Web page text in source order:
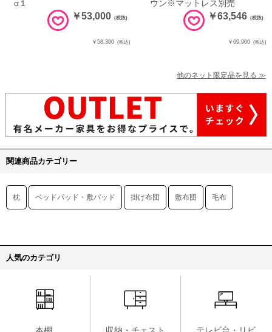
α１
￥53,000 (税抜)
￥58,300 (税込)
ウン※マットレス別売
￥63,546 (税抜)
￥69,900 (税込)
他のネット限定品を見る ≫
関連商品カテゴリー
枕 ベッドパッド・敷パッド 掛け布団 敷布団 毛布
人気のカテゴリ
本棚 収納・チェスト
テレビ台・リビ